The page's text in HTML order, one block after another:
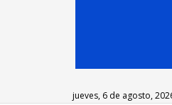
jueves, 6 de agosto,